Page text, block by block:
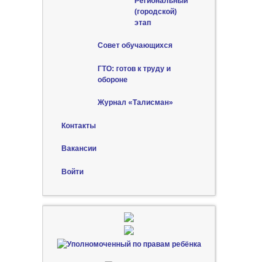
(городской)
этап
Совет обучающихся
ГТО: готов к труду и
обороне
Журнал «Талисман»
Контакты
Вакансии
Войти